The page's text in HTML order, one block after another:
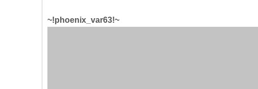
~!phoenix_var63!~